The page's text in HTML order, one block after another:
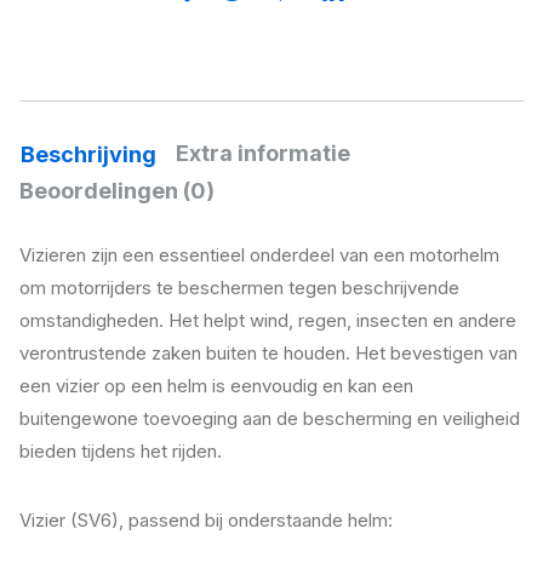
Beschrijving
Extra informatie
Beoordelingen (0)
Vizieren zijn een essentieel onderdeel van een motorhelm
om motorrijders te beschermen tegen beschrijvende
omstandigheden. Het helpt wind, regen, insecten en andere
verontrustende zaken buiten te houden. Het bevestigen van
een vizier op een helm is eenvoudig en kan een
buitengewone toevoeging aan de bescherming en veiligheid
bieden tijdens het rijden.
Vizier (SV6), passend bij onderstaande helm: